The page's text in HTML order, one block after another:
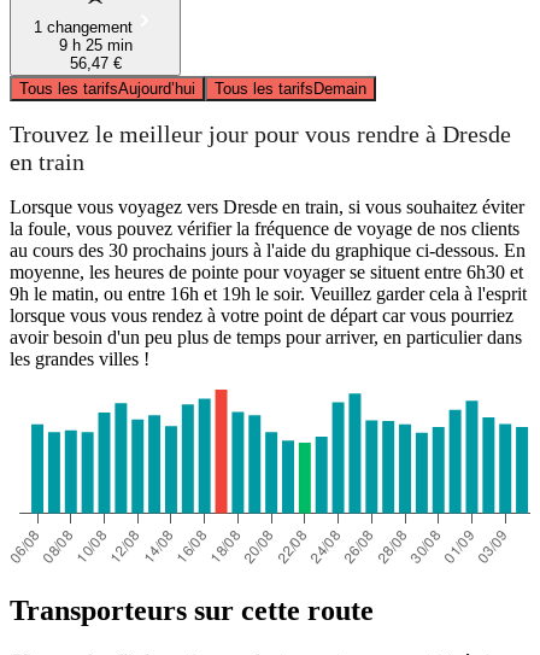
1 changement
9 h 25 min
56,47 €
Tous les tarifsAujourd’hui Tous les tarifsDemain
Trouvez le meilleur jour pour vous rendre à Dresde
en train
Lorsque vous voyagez vers Dresde en train, si vous souhaitez éviter
la foule, vous pouvez vérifier la fréquence de voyage de nos clients
au cours des 30 prochains jours à l'aide du graphique ci-dessous. En
moyenne, les heures de pointe pour voyager se situent entre 6h30 et
9h le matin, ou entre 16h et 19h le soir. Veuillez garder cela à l'esprit
lorsque vous vous rendez à votre point de départ car vous pourriez
avoir besoin d'un peu plus de temps pour arriver, en particulier dans
les grandes villes !
Transporteurs sur cette route